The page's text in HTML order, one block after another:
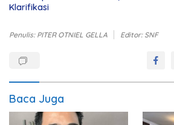
Klarifikasi
Penulis: PITER OTNIEL GELLA Editor: SNF
Baca Juga